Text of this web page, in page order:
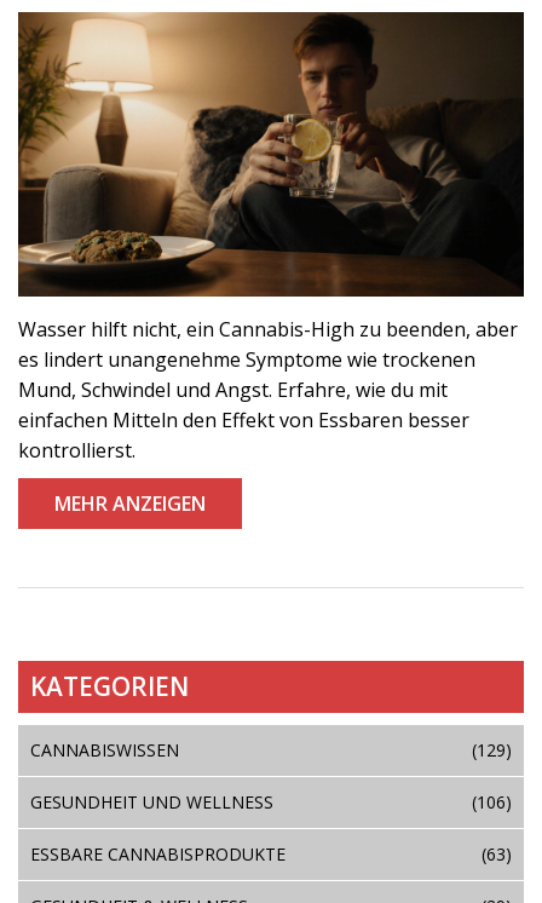
Wasser hilft nicht, ein Cannabis-High zu beenden, aber
es lindert unangenehme Symptome wie trockenen
Mund, Schwindel und Angst. Erfahre, wie du mit
einfachen Mitteln den Effekt von Essbaren besser
kontrollierst.
MEHR ANZEIGEN
KATEGORIEN
CANNABISWISSEN (129)
GESUNDHEIT UND WELLNESS (106)
ESSBARE CANNABISPRODUKTE (63)